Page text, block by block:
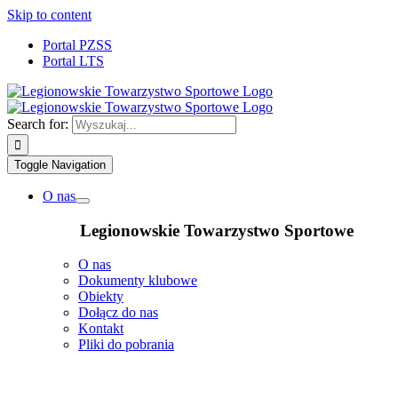
Skip to content
Portal PZSS
Portal LTS
Search for:
Toggle Navigation
O nas
Legionowskie Towarzystwo Sportowe
O nas
Dokumenty klubowe
Obiekty
Dołącz do nas
Kontakt
Pliki do pobrania